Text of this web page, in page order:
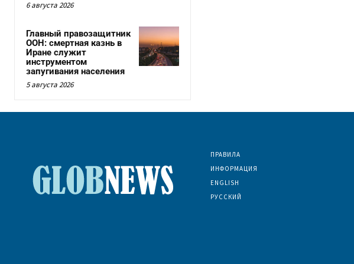
6 августа 2026
Главный правозащитник
ООН: смертная казнь в
Иране служит
инструментом
запугивания населения
5 августа 2026
ПРАВИЛА
ИНФОРМАЦИЯ
ENGLISH
РУССКИЙ